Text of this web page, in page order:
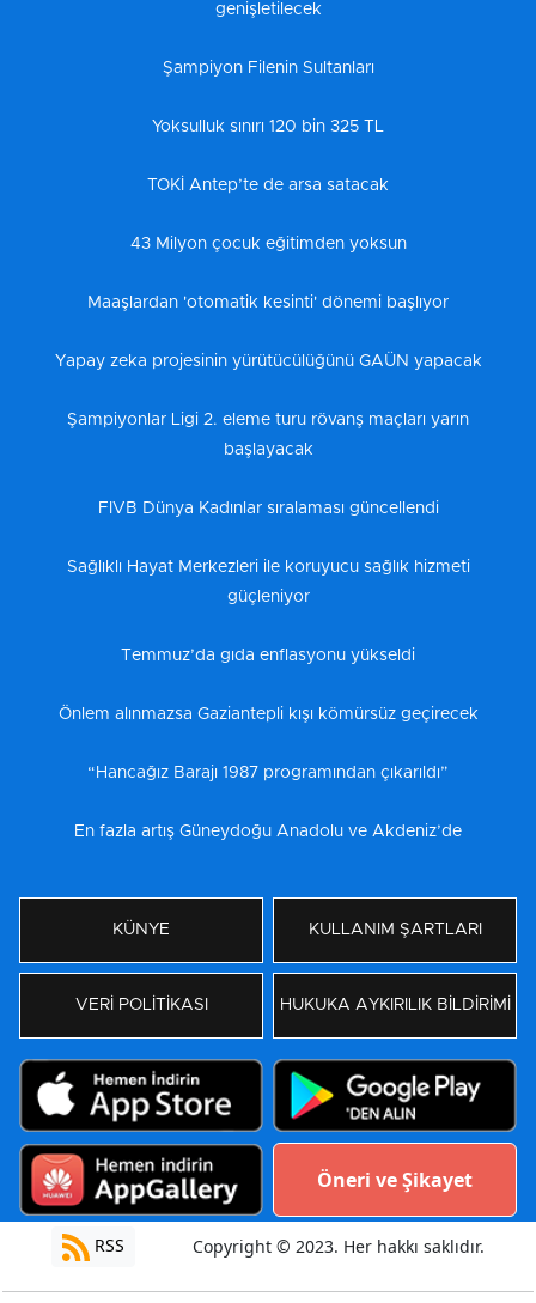
genişletilecek
Şampiyon Filenin Sultanları
Yoksulluk sınırı 120 bin 325 TL
TOKİ Antep’te de arsa satacak
43 Milyon çocuk eğitimden yoksun
Maaşlardan 'otomatik kesinti' dönemi başlıyor
Yapay zeka projesinin yürütücülüğünü GAÜN yapacak
Şampiyonlar Ligi 2. eleme turu rövanş maçları yarın
başlayacak
FIVB Dünya Kadınlar sıralaması güncellendi
Sağlıklı Hayat Merkezleri ile koruyucu sağlık hizmeti
güçleniyor
Temmuz’da gıda enflasyonu yükseldi
Önlem alınmazsa Gaziantepli kışı kömürsüz geçirecek
“Hancağız Barajı 1987 programından çıkarıldı”
En fazla artış Güneydoğu Anadolu ve Akdeniz’de
KÜNYE KULLANIM ŞARTLARI
VERİ POLİTİKASI HUKUKA AYKIRILIK BİLDİRİMİ
Öneri ve Şikayet
RSS Copyright © 2023. Her hakkı saklıdır.